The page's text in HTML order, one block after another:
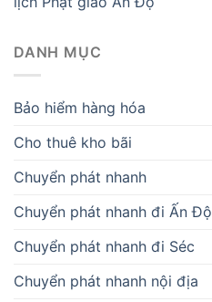
DANH MỤC
Bảo hiểm hàng hóa
Cho thuê kho bãi
Chuyển phát nhanh
Chuyển phát nhanh đi Ấn Độ
Chuyển phát nhanh đi Séc
Chuyển phát nhanh nội địa